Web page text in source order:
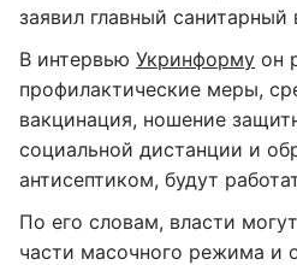
заявил главный санитарный
В интервью Укринформу он
профилактические меры,
вакцинация, ношение
социальной дистанции и
антисептиком, будут
По его словам, власти
части масочного режима и